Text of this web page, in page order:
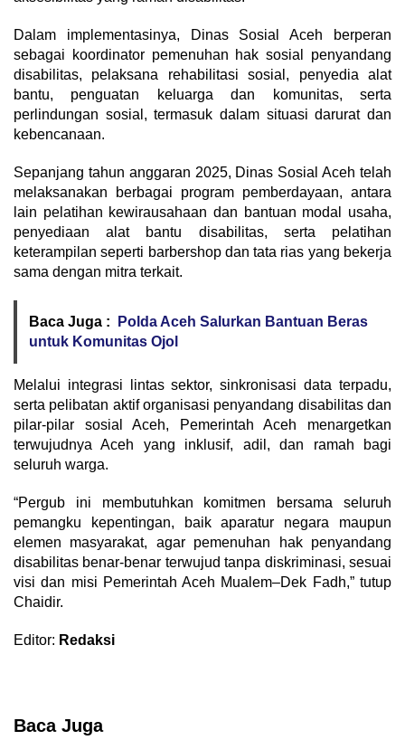
Dalam implementasinya, Dinas Sosial Aceh berperan
sebagai koordinator pemenuhan hak sosial penyandang
disabilitas, pelaksana rehabilitasi sosial, penyedia alat
bantu, penguatan keluarga dan komunitas, serta
perlindungan sosial, termasuk dalam situasi darurat dan
kebencanaan.
Sepanjang tahun anggaran 2025, Dinas Sosial Aceh telah
melaksanakan berbagai program pemberdayaan, antara
lain pelatihan kewirausahaan dan bantuan modal usaha,
penyediaan alat bantu disabilitas, serta pelatihan
keterampilan seperti barbershop dan tata rias yang bekerja
sama dengan mitra terkait.
Baca Juga :
Polda Aceh Salurkan Bantuan Beras
untuk Komunitas Ojol
Melalui integrasi lintas sektor, sinkronisasi data terpadu,
serta pelibatan aktif organisasi penyandang disabilitas dan
pilar-pilar sosial Aceh, Pemerintah Aceh menargetkan
terwujudnya Aceh yang inklusif, adil, dan ramah bagi
seluruh warga.
“Pergub ini membutuhkan komitmen bersama seluruh
pemangku kepentingan, baik aparatur negara maupun
elemen masyarakat, agar pemenuhan hak penyandang
disabilitas benar-benar terwujud tanpa diskriminasi, sesuai
visi dan misi Pemerintah Aceh Mualem–Dek Fadh,” tutup
Chaidir.
Editor: Redaksi
Baca Juga